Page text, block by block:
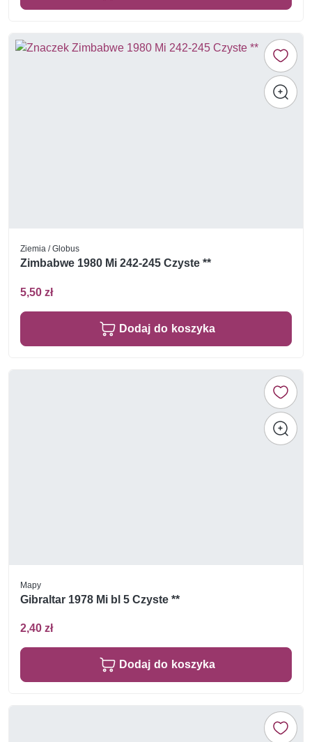
Ziemia / Globus
Zimbabwe 1980 Mi 242-245 Czyste **
5,50 zł
Dodaj do koszyka
Mapy
Gibraltar 1978 Mi bl 5 Czyste **
2,40 zł
Dodaj do koszyka